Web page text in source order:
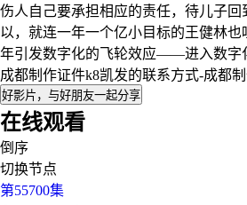
伤人自己要承担相应的责任，待儿子
以，就连一年一个亿小目标的王健林
年引发数字化的飞轮效应——进入数字
成都制作证件k8凯发的联系方式-成都
好影片，与好朋友一起分享
在线观看
倒序
切换节点
第55700集